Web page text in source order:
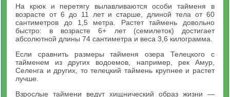
На крюк и перетягу вылавливаются особи тайменя в
возрасте от 6 до 11 лет и старше, длиной тела от 60
сантиметров до 1,5 метра. Растет таймень довольно
быстро: в возрасте 6+ лет (семилеток) достигает
абсолютной длины 74 сантиметра и веса 3,6 килограмма.
Если сравнить размеры тайменя озера Телецкого с
тайменем из других водоемов, например, рек Амур,
Селенга и других, то телецкий таймень крупнее и растет
лучше.
Взрослые таймени ведут хищнический образ жизни —